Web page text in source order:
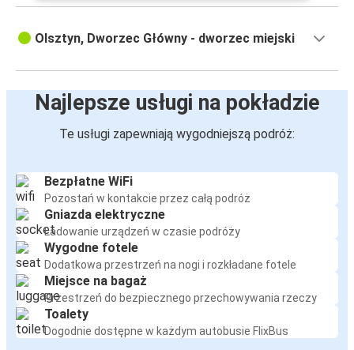
Olsztyn, Dworzec Główny - dworzec miejski
Najlepsze usługi na pokładzie
Te usługi zapewniają wygodniejszą podróż:
Bezpłatne WiFi
Pozostań w kontakcie przez całą podróż
Gniazda elektryczne
Ładowanie urządzeń w czasie podróży
Wygodne fotele
Dodatkowa przestrzeń na nogi i rozkładane fotele
Miejsce na bagaż
Przestrzeń do bezpiecznego przechowywania rzeczy
Toalety
Dogodnie dostępne w każdym autobusie FlixBus